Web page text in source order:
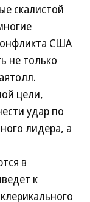
скалистой
США
не только
цели,
удар по
лидера, а
в
к